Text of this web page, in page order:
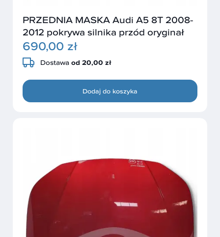
PRZEDNIA MASKA Audi A5 8T 2008-
2012 pokrywa silnika przód oryginał
690,00 zł
Dostawa od 20,00 zł
Dodaj do koszyka